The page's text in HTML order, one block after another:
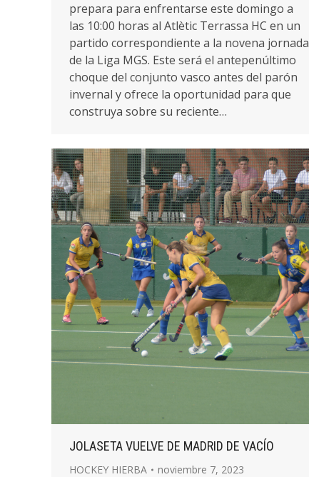
prepara para enfrentarse este domingo a
las 10:00 horas al Atlètic Terrassa HC en un
partido correspondiente a la novena jornada
de la Liga MGS. Este será el antepenúltimo
choque del conjunto vasco antes del parón
invernal y ofrece la oportunidad para que
construya sobre su reciente…
JOLASETA VUELVE DE MADRID DE VACÍO
HOCKEY HIERBA noviembre 7, 2023